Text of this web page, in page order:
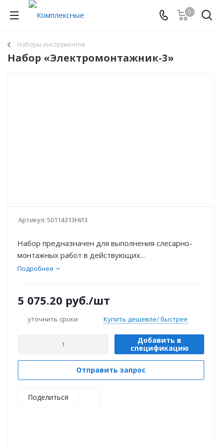
0
Наборы инструментов
Набор «Электромонтажник-3»
Артикул: 50114313НИЗ
Набор предназначен для выполнения слесарно-
монтажных работ в действующих
электроустановках напряжением до 1000 В
Подробнее
5 075.20 руб./шт
уточнить сроки Купить дешевле/ быстрее
Добавить в
спецификацию
Отправить запрос
Поделиться